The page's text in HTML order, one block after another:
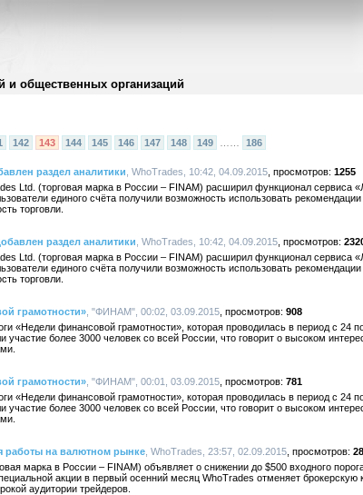
и общественных организаций
142 143 144 145 146 147 148 149 186
раздел аналитики , WhoTrades, 10:42, 04.09.2015
1255
Ltd. (торговая марка в России – FINAM) расширил функционал сервиса
единого счёта получили возможность использовать
торговли.
раздел аналитики , WhoTrades, 10:42, 04.09.2015
Ltd. (торговая марка в России – FINAM) расширил функционал сервиса
единого счёта получили возможность использовать
торговли.
грамотности» , "ФИНАМ", 00:02, 03.09.2015
908
«Недели финансовой грамотности», которая проводилась в период с 24
более 3000 человек со всей России, что говорит о высоком
грамотности» , "ФИНАМ", 00:01, 03.09.2015
781
«Недели финансовой грамотности», которая проводилась в период с 24
более 3000 человек со всей России, что говорит о высоком
работы на валютном рынке , WhoTrades, 23:57, 02.09.2015
марка в России – FINAM) объявляет о снижении до $500 входного
акции в первый осенний месяц WhoTrades отменяет брокерскую
аудитории трейдеров.